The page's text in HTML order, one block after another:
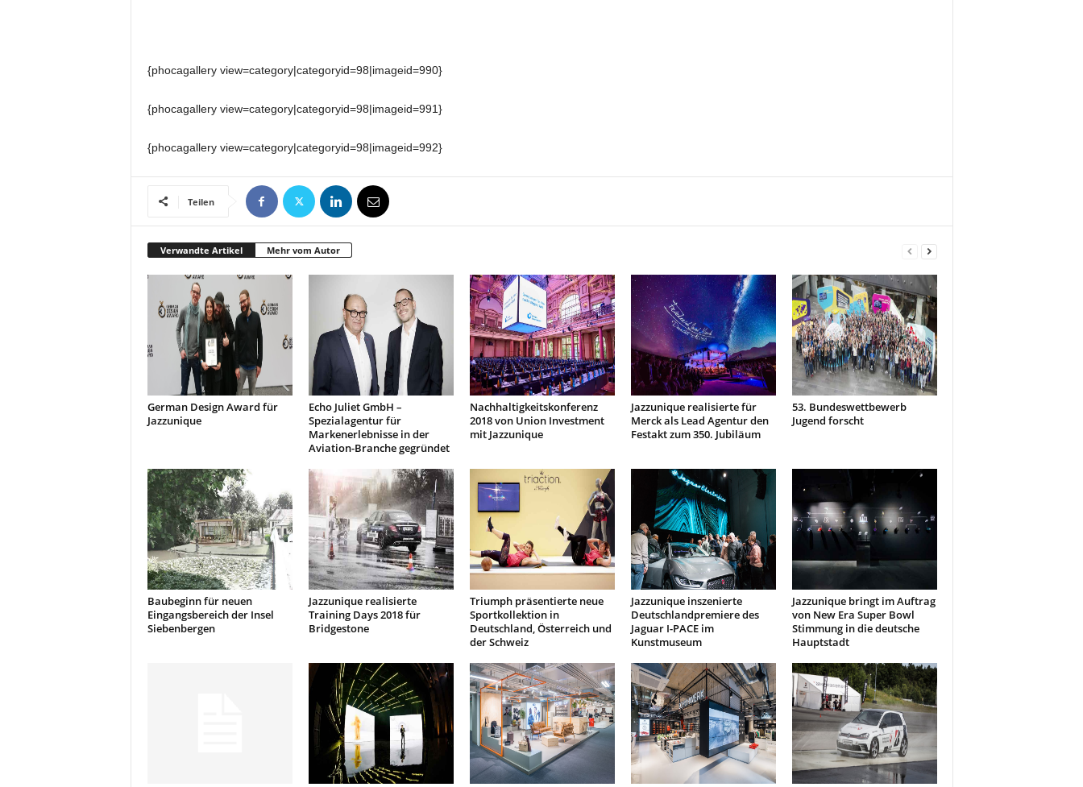
{phocagallery view=category|categoryid=98|imageid=990}
{phocagallery view=category|categoryid=98|imageid=991}
{phocagallery view=category|categoryid=98|imageid=992}
Teilen
Verwandte Artikel Mehr vom Autor
German Design Award für
Jazzunique
Echo Juliet GmbH –
Spezialagentur für
Markenerlebnisse in der
Aviation-Branche gegründet
Nachhaltigkeitskonferenz
2018 von Union Investment
mit Jazzunique
Jazzunique realisierte für
Merck als Lead Agentur den
Festakt zum 350. Jubiläum
53. Bundeswettbewerb
Jugend forscht
Baubeginn für neuen
Eingangsbereich der Insel
Siebenbergen
Jazzunique realisierte
Training Days 2018 für
Bridgestone
Triumph präsentierte neue
Sportkollektion in
Deutschland, Österreich und
der Schweiz
Jazzunique inszenierte
Deutschlandpremiere des
Jaguar I-PACE im
Kunstmuseum
Jazzunique bringt im Auftrag
von New Era Super Bowl
Stimmung in die deutsche
Hauptstadt